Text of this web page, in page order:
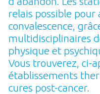
relais possible
convalescence,
multidisciplinaires
physique et
Vous trouverez, ci-
établissements
cures post-cancer.